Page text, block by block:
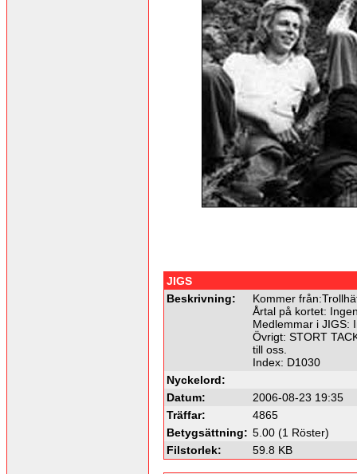
JIGS
Beskrivning:
Kommer
Årtal på kortet:
Medlemmar i JIGS:
Övrigt: STORT
till oss.
Index: D1030
Nyckelord:
Datum:
2006-08-23 19:35
Träffar:
4865
Betygsättning: 5.00 (1 Röster)
Filstorlek:
59.8 KB